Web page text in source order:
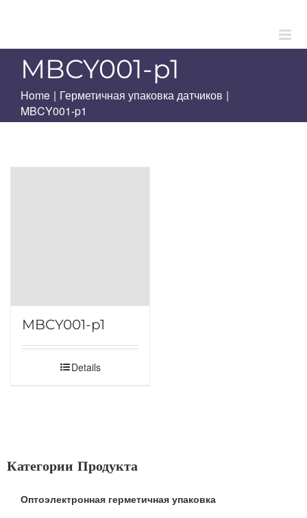
MBCY001-p1
Home | Герметичная упаковка датчиков |
MBCY001-p1
MBCY001-p1
Details
Категории Продукта
Оптоэлектронная герметичная упаковка